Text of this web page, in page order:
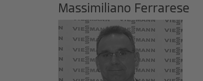
Massimiliano Ferrarese